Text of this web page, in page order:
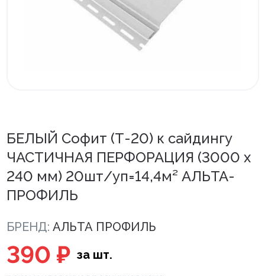
Вагонка потолочная
Напольные покрытия ХДФ
Плинтус напольный с фурнитурой
Подложка
Клей монтажный
Панели МДФ
БЕЛЫЙ Софит (Т-20) к сайдингу
ЧАСТИЧНАЯ ПЕРФОРАЦИЯ (3000 х
240 мм) 20шт/уп=14,4м² АЛЬТА-
ПРОФИЛЬ
БРЕНД: АЛЬТА ПРОФИЛЬ
390 ₽ за шт.